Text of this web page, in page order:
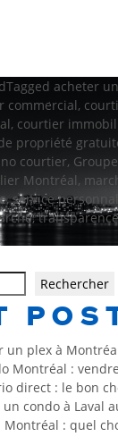
Tagged acheter
commercial,
, courtier
propriété
courtier,
Montréal,
,service
,
Rechercher
un plex à
Montréal :
direct : le bon
condo à Laval
Montréal : quel